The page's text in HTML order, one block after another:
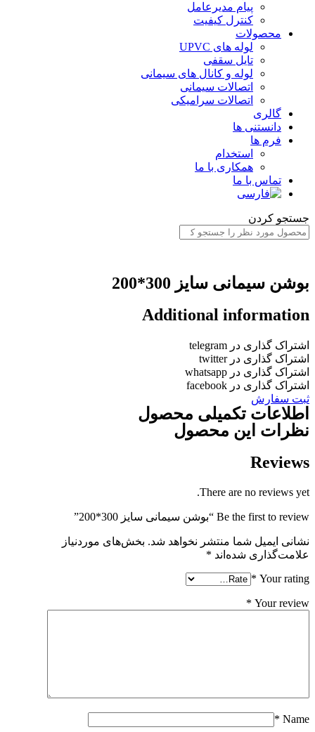
پیام مدیرعامل
کنترل کیفیت
محصولات
لوله های UPVC
تایل سقفی
لوله و کانال های سیمانی
اتصالات سیمانی
اتصالات سرامیکی
گالری
دانستنی ها
فرم ها
استخدام
همکاری با ما
تماس با ما
جستجو کردن
بوشن سیمانی سایز 300*200
Additional information
اشتراک گذاری در telegram
اشتراک گذاری در twitter
اشتراک گذاری در whatsapp
اشتراک گذاری در facebook
ثبت سفارش
اطلاعات تکمیلی محصول
نظرات این محصول
Reviews
There are no reviews yet.
Be the first to review “بوشن سیمانی سایز 300*200”
نشانی ایمیل شما منتشر نخواهد شد. بخش‌های موردنیاز
علامت‌گذاری شده‌اند*
Your rating
*
Your review
*
Name
*